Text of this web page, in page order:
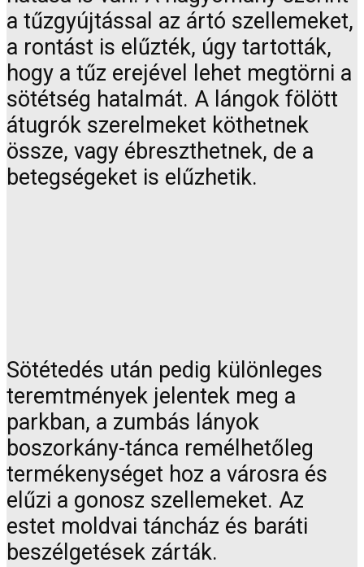
a tűzgyújtással az ártó szellemeket,
a rontást is elűzték, úgy tartották,
hogy a tűz erejével lehet megtörni a
sötétség hatalmát. A lángok fölött
átugrók szerelmeket köthetnek
össze, vagy ébreszthetnek, de a
betegségeket is elűzhetik.
Sötétedés után pedig különleges
teremtmények jelentek meg a
parkban, a zumbás lányok
boszorkány-tánca remélhetőleg
termékenységet hoz a városra és
elűzi a gonosz szellemeket. Az
estet moldvai táncház és baráti
beszélgetések zárták.